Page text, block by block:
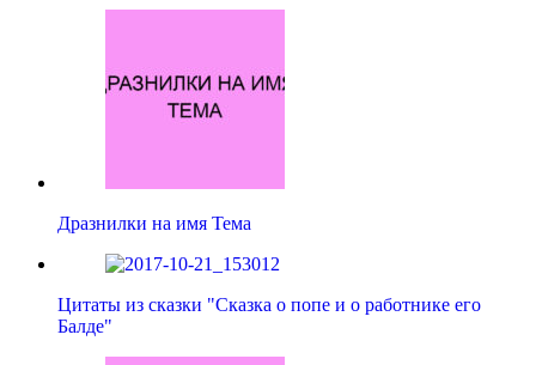
Дразнилки на имя Тема
Цитаты из сказки "Сказка о попе и о работнике его
Балде"